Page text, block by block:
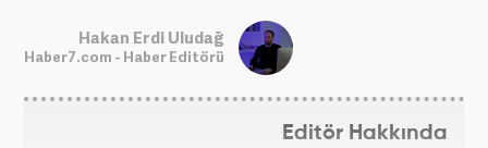
Hakan Erdi Uludağ
Haber7.com - Haber Editörü
Editör Hakkında